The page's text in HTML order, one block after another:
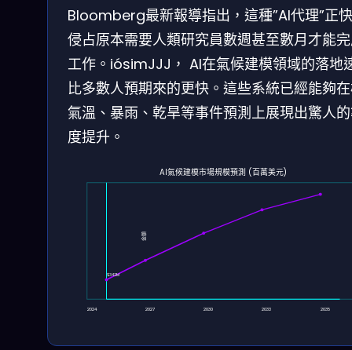
Bloomberg最新報導指出，這種”AI代理”正
侵占原本需要人類研究員數週甚至數月才能
工作。iósimJJJ， AI在氣候建模領域的落地
比多數人預期來的更快。這些系統已經能夠
氣溫、暴雨、乾旱等事件預測上展現出驚人
度提升。
AI氣候建模市場規模預測 (百萬美元)
2024 2027 2030 2033 2035
金額
$342M